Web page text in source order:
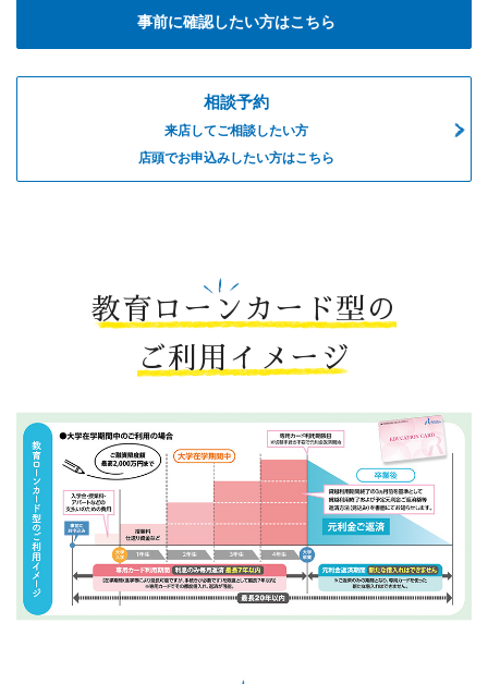
事前に確認したい方はこちら
相談予約
来店してご相談したい方
店頭でお申込みしたい方はこちら
教育ローンカード型の
ご利用イメージ